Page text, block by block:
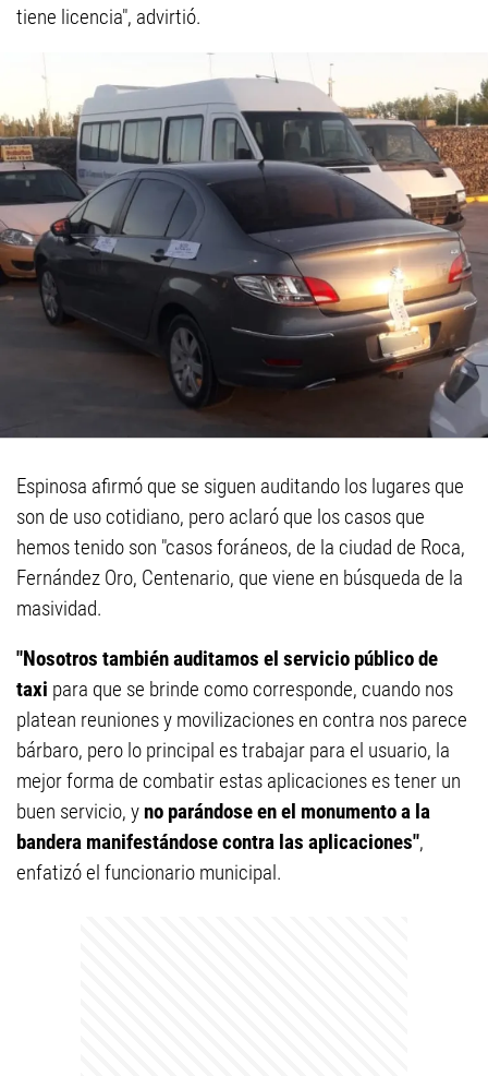
tiene licencia", advirtió.
Espinosa afirmó que se siguen auditando los lugares que
son de uso cotidiano, pero aclaró que los casos que
hemos tenido son "casos foráneos, de la ciudad de Roca,
Fernández Oro, Centenario, que viene en búsqueda de la
masividad.
"Nosotros también auditamos el servicio público de
taxi para que se brinde como corresponde, cuando nos
platean reuniones y movilizaciones en contra nos parece
bárbaro, pero lo principal es trabajar para el usuario, la
mejor forma de combatir estas aplicaciones es tener un
buen servicio, yno parándose en el monumento a la
bandera manifestándose contra las aplicaciones",
enfatizó el funcionario municipal.